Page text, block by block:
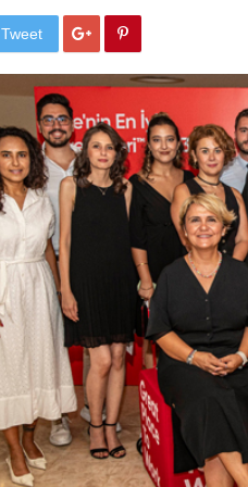
Tweet